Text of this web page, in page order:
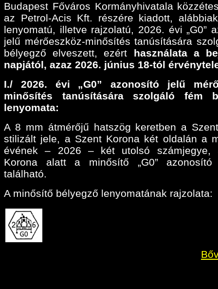
Budapest Főváros Kormányhivatala
az Petrol-Acis Kft. részére kiadott,
lenyomatú, illetve rajzolatú, 2026. évi „G0”
jelű mérőeszköz-minősítés tanúsítására
bélyegző elveszett, ezért használata a
napjától, azaz 2026. június 18-tól
I./ 2026. évi „G0” azonosító jelű
minősítés tanúsítására szolgáló fém
lenyomata:
A 8 mm átmérőjű hatszög keretben a
stilizált jele, a Szent Korona két oldalán a
évének – 2026 – két utolsó számjegye,
Korona alatt a minősítő „G0” azonosító
található.
A minősítő bélyegző lenyomatának rajzolata: